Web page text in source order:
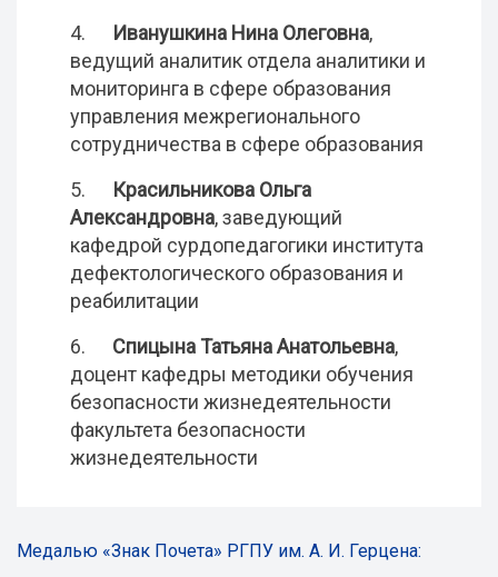
4. Иванушкина Нина Олеговна,
ведущий аналитик отдела аналитики и
мониторинга в сфере образования
управления межрегионального
сотрудничества в сфере образования
5. Красильникова Ольга
Александровна, заведующий
кафедрой сурдопедагогики института
дефектологического образования и
реабилитации
6. Спицына Татьяна Анатольевна,
доцент кафедры методики обучения
безопасности жизнедеятельности
факультета безопасности
жизнедеятельности
Медалью «Знак Почета» РГПУ им. А. И. Герцена: